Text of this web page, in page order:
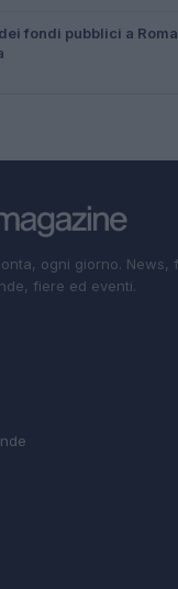
fondi pubblici a
ogni giorno. News,
fiere ed eventi.